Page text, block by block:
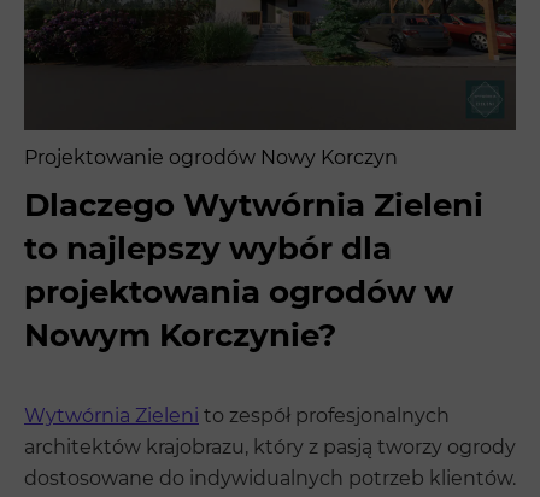
Projektowanie ogrodów Nowy Korczyn
Dlaczego Wytwórnia Zieleni
to najlepszy wybór dla
projektowania ogrodów w
Nowym Korczynie?
Wytwórnia Zieleni to zespół profesjonalnych
architektów krajobrazu, który z pasją tworzy ogrody
dostosowane do indywidualnych potrzeb klientów.